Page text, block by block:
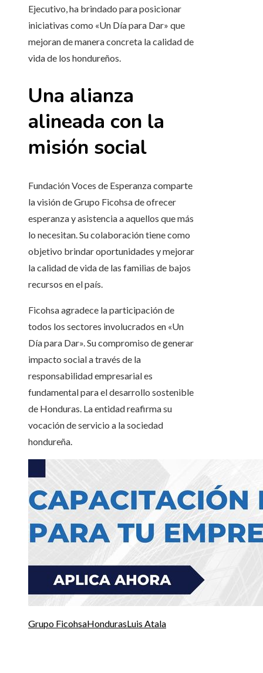
Ejecutivo, ha brindado para posicionar
iniciativas como «Un Día para Dar» que
mejoran de manera concreta la calidad de
vida de los hondureños.
Una alianza
alineada con la
misión social
Fundación Voces de Esperanza comparte
la visión de Grupo Ficohsa de ofrecer
esperanza y asistencia a aquellos que más
lo necesitan. Su colaboración tiene como
objetivo brindar oportunidades y mejorar
la calidad de vida de las familias de bajos
recursos en el país.
Ficohsa agradece la participación de
todos los sectores involucrados en «Un
Día para Dar». Su compromiso de generar
impacto social a través de la
responsabilidad empresarial es
fundamental para el desarrollo sostenible
de Honduras. La entidad reafirma su
vocación de servicio a la sociedad
hondureña.
Grupo FicohsaHondurasLuis Atala